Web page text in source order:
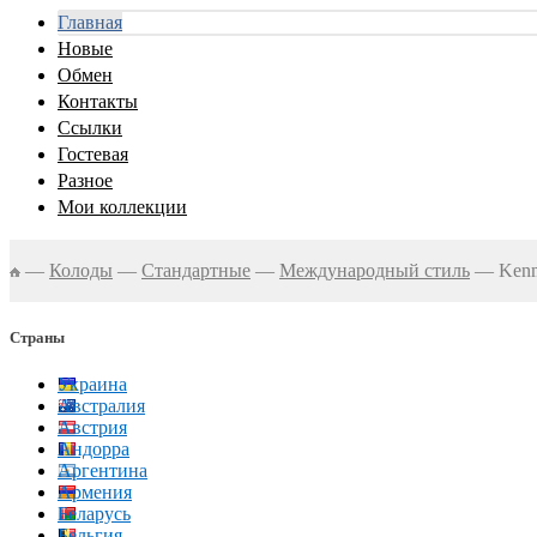
Главная
Новые
Обмен
Контакты
Ссылки
Гостевая
Разное
Мои коллекции
— Колоды — Стандартные — Международный стиль —
Страны
Украина
Австралия
Австрия
Андорра
Аргентина
Армения
Беларусь